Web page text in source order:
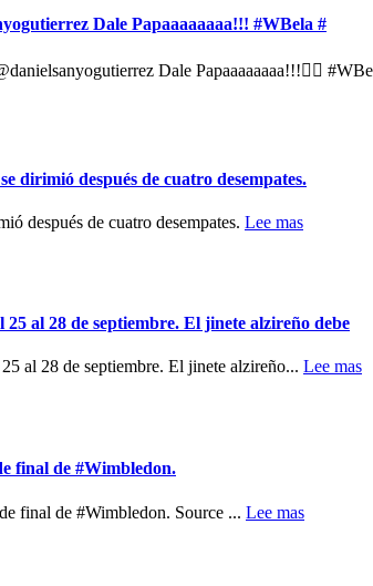
Dale Papaaaaaaaa!!! #WBela #
Dale Papaaaaaaaa!!!🏋️‍♀️
dirimió después de cuatro desempates.
después de cuatro desempates. Lee mas
al 28 de septiembre. El jinete alzireño debe
al 28 de septiembre. El jinete alzireño... Lee mas
final de #Wimbledon.
final de #Wimbledon. Source ... Lee mas